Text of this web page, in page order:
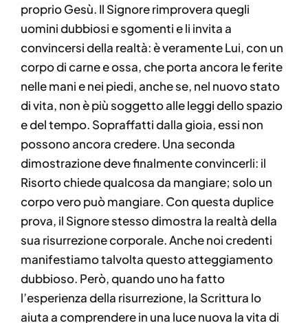
proprio Gesù. Il Signore rimprovera quegli
uomini dubbiosi e sgomenti e li invita a
convincersi della realtà: è veramente Lui, con un
corpo di carne e ossa, che porta ancora le ferite
nelle mani e nei piedi, anche se, nel nuovo stato
di vita, non è più soggetto alle leggi dello spazio
e del tempo. Sopraffatti dalla gioia, essi non
possono ancora credere. Una seconda
dimostrazione deve finalmente convincerli: il
Risorto chiede qualcosa da mangiare; solo un
corpo vero può mangiare. Con questa duplice
prova, il Signore stesso dimostra la realtà della
sua risurrezione corporale. Anche noi credenti
manifestiamo talvolta questo atteggiamento
dubbioso. Però, quando uno ha fatto
l’esperienza della risurrezione, la Scrittura lo
aiuta a comprendere in una luce nuova la vita di